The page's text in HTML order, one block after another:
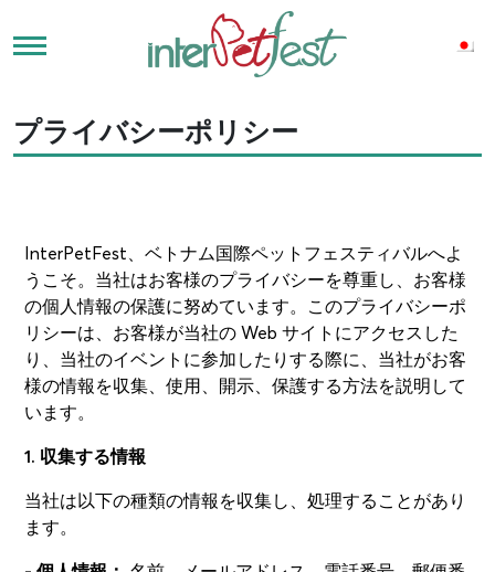
プライバシーポリシー
InterPetFest、ベトナム国際ペットフェスティバルへよ
うこそ。当社はお客様のプライバシーを尊重し、お客様
の個人情報の保護に努めています。このプライバシーポ
リシーは、お客様が当社の Web サイトにアクセスした
り、当社のイベントに参加したりする際に、当社がお客
様の情報を収集、使用、開示、保護する方法を説明して
います。
1. 収集する情報
当社は以下の種類の情報を収集し、処理することがあり
ます。